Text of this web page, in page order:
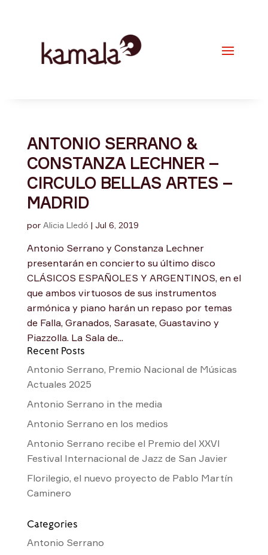
ANTONIO SERRANO &
CONSTANZA LECHNER –
CIRCULO BELLAS ARTES –
MADRID
por Alicia Lledó | Jul 6, 2019
Antonio Serrano y Constanza Lechner
presentarán en concierto su último disco
CLÁSICOS ESPAÑOLES Y ARGENTINOS, en el
que ambos virtuosos de sus instrumentos
armónica y piano harán un repaso por temas
de Falla, Granados, Sarasate, Guastavino y
Piazzolla. La Sala de...
Recent Posts
Antonio Serrano, Premio Nacional de Músicas
Actuales 2025
Antonio Serrano in the media
Antonio Serrano en los medios
Antonio Serrano recibe el Premio del XXVI
Festival Internacional de Jazz de San Javier
Florilegio, el nuevo proyecto de Pablo Martín
Caminero
Categories
Antonio Serrano